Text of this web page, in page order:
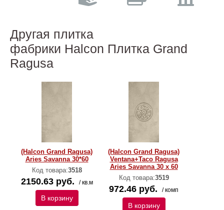
Другая плитка
фабрики Halcon Плитка Grand
Ragusa
(Halcon Grand Ragusa)
Aries Savanna 30*60
Код товара:3518
2150.63 руб. / кв.м
В корзину
(Halcon Grand Ragusa)
Ventana+Taco Ragusa
Aries Savanna 30 x 60
Код товара:3519
972.46 руб. / комп
В корзину